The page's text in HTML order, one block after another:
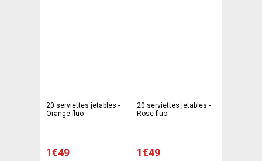
20 serviettes jetables -
Orange fluo
1€49
20 serviettes jetables -
Rose fluo
1€49